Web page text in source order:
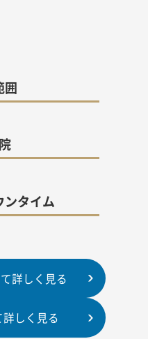
囲
ンタイム
詳しく見る
しく見る